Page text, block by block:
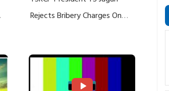
Rejects Bribery Charges On